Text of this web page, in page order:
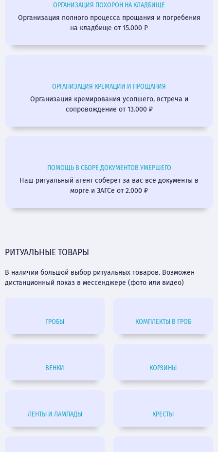
ОРГАНИЗАЦИЯ ПОХОРОН НА КЛАДБИЩЕ
Организация полного процесса прощания и погребения
на кладбище от 15.000 ₽
ОРГАНИЗАЦИЯ КРЕМАЦИИ И ПРОЩАНИЯ
Организация кремирования усопшего, встреча и
сопровождение от 13.000 ₽
ПОМОЩЬ В СБОРЕ ДОКУМЕНТОВ УМЕРШЕГО
Наш ритуальный агент соберет за вас все документы в
морге и ЗАГСе от 2.000 ₽
РИТУАЛЬНЫЕ ТОВАРЫ
В наличии большой выбор ритуальных товаров. Возможен
дистанционный показ в мессенджере (фото или видео)
ГРОБЫ КОМПЛЕКТЫ В ГРОБ
ВЕНКИ КОРЗИНЫ
ЛЕНТЫ И ЛАМПАДЫ КРЕСТЫ